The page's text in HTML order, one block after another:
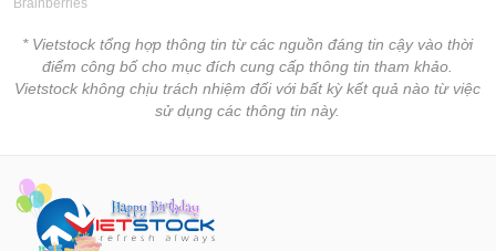
* Vietstock tổng hợp thông tin từ các nguồn đáng tin cậy vào thời
điểm công bố cho mục đích cung cấp thông tin tham khảo.
Vietstock không chịu trách nhiệm đối với bất kỳ kết quả nào từ việc
sử dụng các thông tin này.